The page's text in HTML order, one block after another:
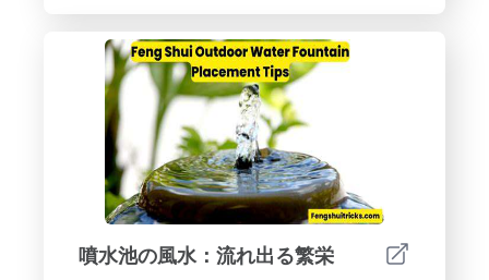
噴水池の風水：流れ出る繁栄